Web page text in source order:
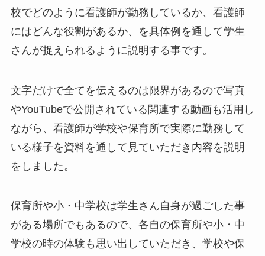
校でどのように看護師が勤務しているか、看護師
にはどんな役割があるか、を具体例を通して学生
さんが捉えられるように説明する事です。
文字だけで全てを伝えるのは限界があるので写真
やYouTubeで公開されている関連する動画も活用し
ながら、看護師が学校や保育所で実際に勤務して
いる様子を資料を通して見ていただき内容を説明
をしました。
保育所や小・中学校は学生さん自身が過ごした事
がある場所でもあるので、各自の保育所や小・中
学校の時の体験も思い出していただき、学校や保